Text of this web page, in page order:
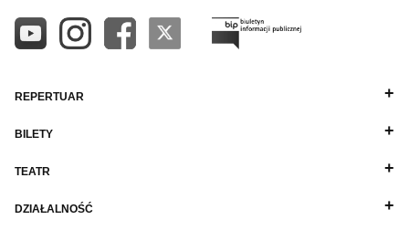
REPERTUAR
BILETY
TEATR
DZIAŁALNOŚĆ